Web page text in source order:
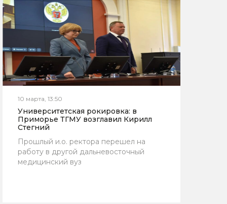
10 марта, 13:50
Университетская рокировка: в
Приморье ТГМУ возглавил Кирилл
Стегний
Прошлый и.о. ректора перешел на
работу в другой дальневосточный
медицинский вуз